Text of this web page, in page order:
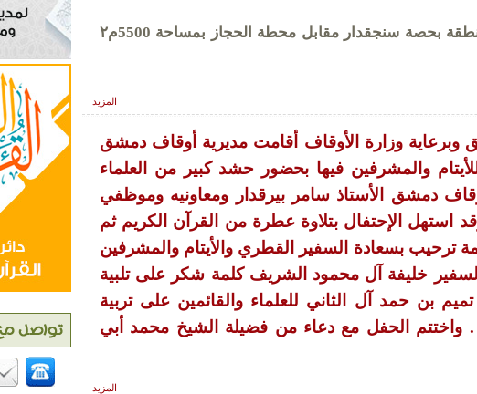
لتعاونهما في إعادة كامل العقار رقم /1366/ منطقة بحصة سنجقدار مقابل محطة الحجاز بمساحة 5500م٢
المزيد
وزارة الأوقاف أقامت مديرية أوقاف دمشق
والمشرفين فيها بحضور حشد كبير من العلماء
دمشق الأستاذ سامر بيرقدار ومعاونيه وموظفي
استهل الإحتفال بتلاوة عطرة من القرآن الكريم ثم
ترحيب بسعادة السفير القطري والأيتام والمشرفين
خليفة آل محمود الشريف كلمة شكر على تلبية
بن حمد آل الثاني للعلماء والقائمين على تربية
. واختتم الحفل مع دعاء من فضيلة الشيخ محمد أبي
المزيد